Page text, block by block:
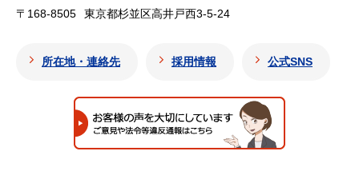
〒168-8505
東京都杉並区高井戸西3-5-24
所在地・連絡先 採用情報 公式SNS